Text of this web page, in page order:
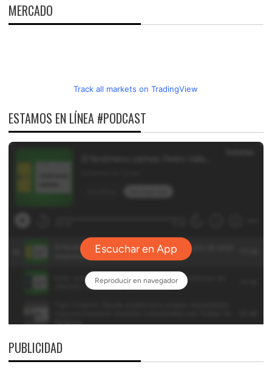
MERCADO
Track all markets on TradingView
ESTAMOS EN LÍNEA #PODCAST
PUBLICIDAD